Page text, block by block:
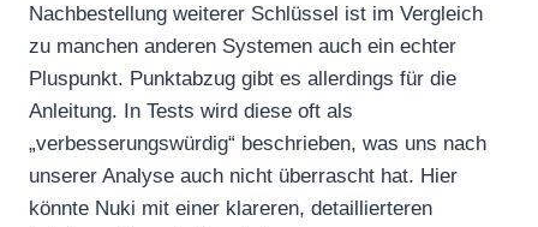
Nachbestellung weiterer Schlüssel ist im Vergleich
zu manchen anderen Systemen auch ein echter
Pluspunkt. Punktabzug gibt es allerdings für die
Anleitung. In Tests wird diese oft als
„verbesserungswürdig“ beschrieben, was uns nach
unserer Analyse auch nicht überrascht hat. Hier
könnte Nuki mit einer klareren, detaillierteren